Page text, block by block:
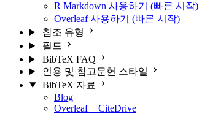
R Markdown 사용하기 (빠른 시작)
Overleaf 사용하기 (빠른 시작)
참조 유형
필드
BibTeX FAQ
인용 및 참고문헌 스타일
BibTeX 자료
Blog
Overleaf + CiteDrive